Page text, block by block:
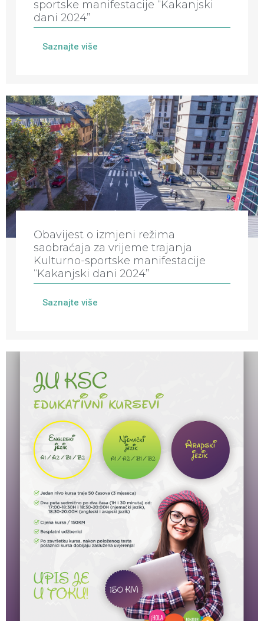
sportske manifestacije “Kakanjski
dani 2024”
Saznajte više
Obavijest o izmjeni režima
saobraćaja za vrijeme trajanja
Kulturno-sportske manifestacije
“Kakanjski dani 2024”
Saznajte više